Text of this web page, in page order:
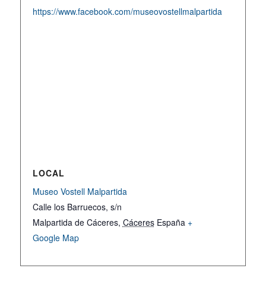
https://www.facebook.com/museovostellmalpartida
LOCAL
Museo Vostell Malpartida
Calle los Barruecos, s/n
Malpartida de Cáceres, Cáceres España +
Google Map